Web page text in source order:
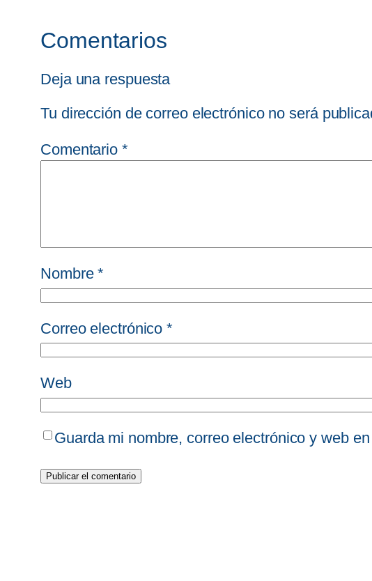
Comentarios
Deja una respuesta
Tu dirección de correo electrónico no será
Comentario *
Nombre*
Correo electrónico*
Web
Guarda mi nombre, correo electrónico y web